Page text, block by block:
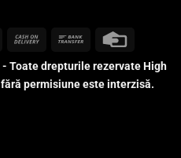
MasterCardCash
Delivery
Bank
- Toate drepturile rezervate High
permisiune este interzisă.